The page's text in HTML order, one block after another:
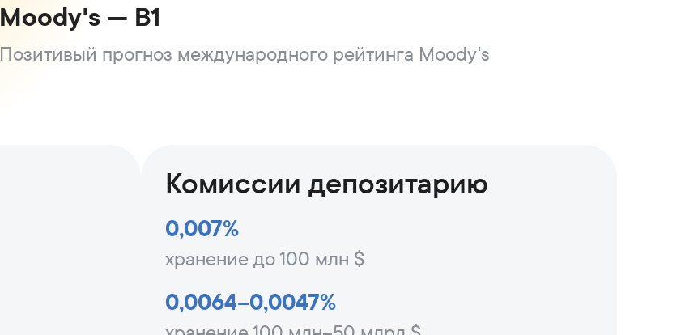
Moody's — B1
Позитивый прогноз международного рейтинга Moody's
Комиссии депозитарию
0,007%
хранение до 100 млн $
0,0064–0,0047%